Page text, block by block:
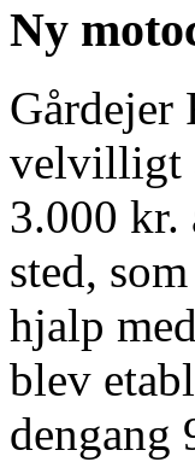
Ny
Gårdejer
velvilligt
3.000 kr.
sted,
hjalp
blev
dengang